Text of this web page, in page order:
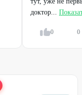
доктор...
0 0